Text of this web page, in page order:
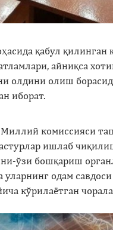
қабул
айниқса
олдини олиш
иборат.
комиссияси
ишлаб
ўзи бошқариш
одам
кўрилаётган